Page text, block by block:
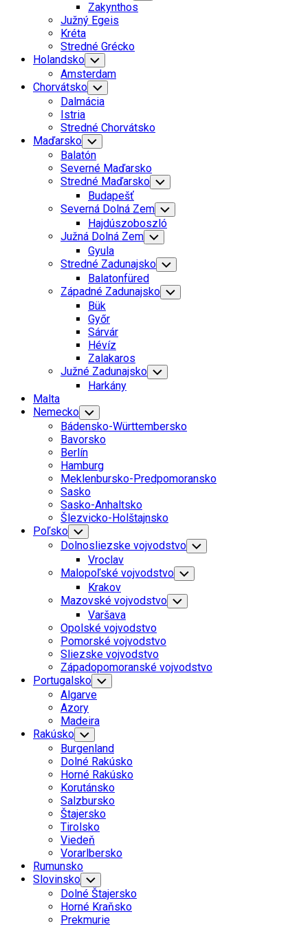
Child
Menu
Zakynthos
Južný Egeis
Kréta
Stredné Grécko
Holandsko Toggle
Child
Menu
Amsterdam
Current
Page
Parent
Chorvátsko Toggle
Child
Menu
Dalmácia
Current
Page
Parent
Istria
Stredné Chorvátsko
Maďarsko Toggle
Child
Menu
Balatón
Severné Maďarsko
Stredné Maďarsko Toggle
Child
Menu
Budapešť
Severná Dolná Zem Toggle
Child
Menu
Hajdúszoboszló
Južná Dolná Zem Toggle
Child
Menu
Gyula
Stredné Zadunajsko Toggle
Child
Menu
Balatonfüred
Západné Zadunajsko Toggle
Child
Bük
Győr
Sárvár
Hévíz
Zalakaros
Južné Zadunajsko Toggle
Child
Harkány
Malta
Nemecko Toggle
Child
Menu
Bádensko-Württembersko
Bavorsko
Berlín
Hamburg
Meklenbursko-Predpomoransko
Sasko
Sasko-Anhaltsko
Šlezvicko-Holštajnsko
Poľsko Toggle
Child
Menu
Dolnosliezske vojvodstvo Toggle
Child
Menu
Vroclav
Malopoľské vojvodstvo Toggle
Child
Menu
Krakov
Mazovské vojvodstvo Toggle
Child
Varšava
Opolské vojvodstvo
Pomorské vojvodstvo
Sliezske vojvodstvo
Západopomoranské vojvodstvo
Portugalsko Toggle
Child
Menu
Algarve
Azory
Madeira
Rakúsko Toggle
Child
Menu
Burgenland
Dolné Rakúsko
Horné Rakúsko
Korutánsko
Salzbursko
Štajersko
Tirolsko
Viedeň
Vorarlbersko
Rumunsko
Slovinsko Toggle
Child
Menu
Dolné Štajersko
Horné Kraňsko
Prekmurie